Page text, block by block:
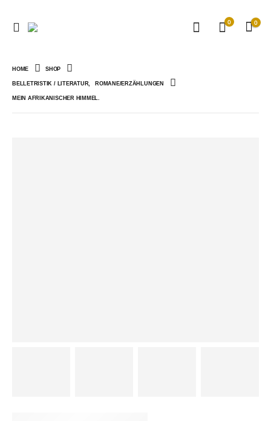
0 0
HOME SHOP
BELLETRISTIK / LITERATUR, ROMANE/ERZÄHLUNGEN
MEIN AFRIKANISCHER HIMMEL.